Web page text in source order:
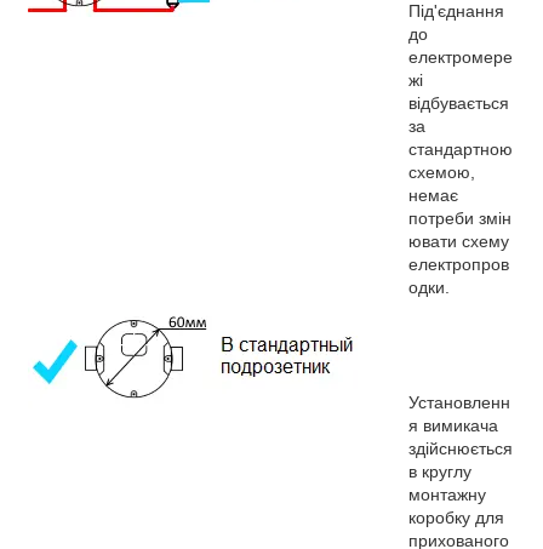
Під'єднання
до
електромере
жі
відбувається
за
стандартною
схемою,
немає
потреби змін
ювати схему
електропров
одки.
Установленн
я вимикача
здійснюється
в круглу
монтажну
коробку для
прихованого